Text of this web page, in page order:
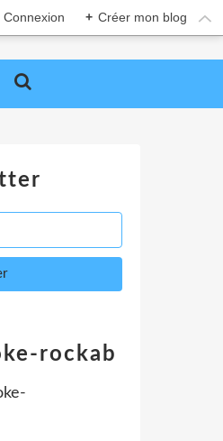
Connexion + Créer mon blog
rockab